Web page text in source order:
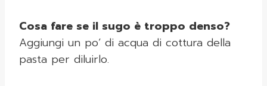
Cosa fare se il sugo è troppo denso?
Aggiungi un po’ di acqua di cottura della
pasta per diluirlo.